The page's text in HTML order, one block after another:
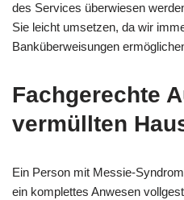
des Services überwiesen
Sie leicht umsetzen, da wir
Banküberweisungen
Fachgerechte
vermüllten
Ein Person mit Messie-
ein komplettes Anwesen